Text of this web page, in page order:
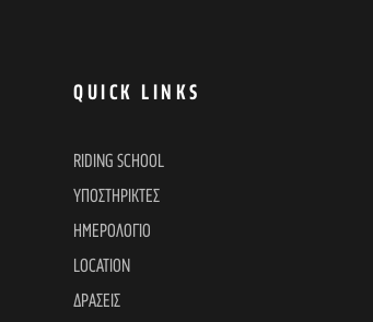
QUICK LINKS
RIDING SCHOOL
ΥΠΟΣΤΗΡΙΚΤΕΣ
ΗΜΕΡΟΛΟΓΙΟ
LOCATION
ΔΡΑΣΕΙΣ